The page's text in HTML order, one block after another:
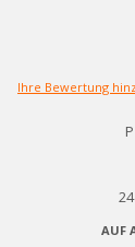
Ihre Bewertung
AUF